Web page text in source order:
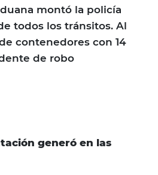
montó la policía
todos los tránsitos. Al
contenedores con 14
de robo
generó en las